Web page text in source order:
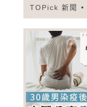
TOPick 新聞